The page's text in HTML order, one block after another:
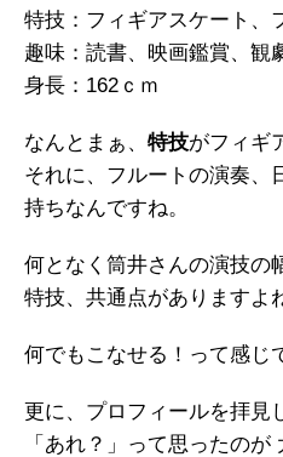
特技：フィギアスケート、
趣味：読書、映画鑑賞、観
身長：162ｃｍ
なんとまぁ、 特技がフィギ
それに、フルートの演奏、
持ちなんですね。
何となく筒井さんの演技の
特技、共通点がありますよ
何でもこなせる！って感じ
更に、プロフィールを拝見
「あれ？」って思ったのが